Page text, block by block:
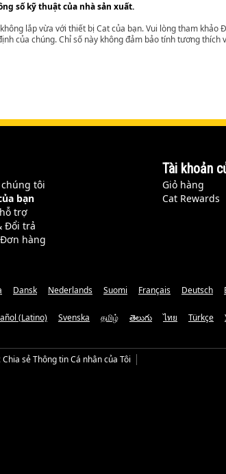
số kỹ thuật của nhà sản xuất.
lắp vừa với thiết bị Cat của bạn. Vui lòng tham
của chúng. Chỉ số này không đảm bảo tính tương thích
tôi
bạn
trợ
Đổi trả
hàng
Tài khoản
Giỏ hàng
Cat Rewards
Dansk Nederlands Suomi Français Deutsch
(Latino) Svenska தமிழ் తెలుగు ไทย Türkçe
sẻ Thông tin Cá nhân của Tôi